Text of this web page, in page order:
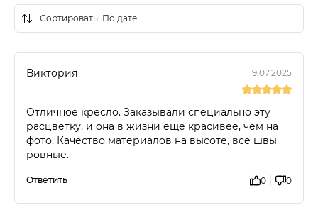
Виктория 19.07.2025
Отличное кресло. Заказывали специально эту
расцветку, и она в жизни еще красивее, чем на
фото. Качество материалов на высоте, все швы
ровные.
Ответить 0 0